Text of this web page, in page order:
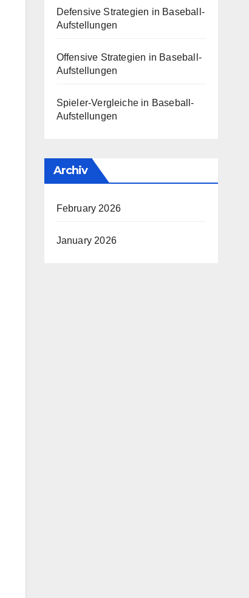
Defensive Strategien in Baseball-
Aufstellungen
Offensive Strategien in Baseball-
Aufstellungen
Spieler-Vergleiche in Baseball-
Aufstellungen
Archiv
February 2026
January 2026